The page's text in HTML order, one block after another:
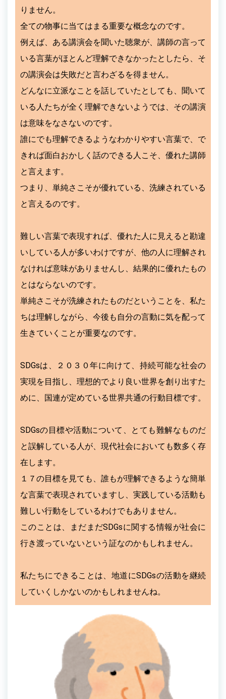
りません。
全ての物事に当てはまる重要な概念なのです。
例えば、ある講演会を聞いた聴衆が、講師の言って
いる言葉がほとんど理解できなかったとしたら、そ
の講演会は失敗だと言わざるを得ません。
どんなに立派なことを話していたとしても、聞いて
いる人たちが全く理解できないようでは、その講演
は意味をなさないのです。
誰にでも理解できるようなわかりやすい言葉で、で
きれば面白おかしく話のできる人こそ、優れた講師
と言えます。
つまり、単純さこそが優れている、洗練されている
と言えるのです。
難しい言葉で表現すれば、優れた人に見えると勘違
いしている人が多いわけですが、他の人に理解され
なければ意味がありませんし、結果的に優れたもの
とはならないのです。
単純さこそが洗練されたものだということを、私た
ちは理解しながら、今後も自分の言動に気を配って
生きていくことが重要なのです。
SDGsは、２０３０年に向けて、持続可能な社会の
実現を目指し、理想的でより良い世界を創り出すた
めに、国連が定めている世界共通の行動目標です。
SDGsの目標や活動について、とても難解なものだ
と誤解している人が、現代社会においても数多く存
在します。
１７の目標を見ても、誰もが理解できるような簡単
な言葉で表現されていますし、実践している活動も
難しい行動をしているわけでもありません。
このことは、まだまだSDGsに関する情報が社会に
行き渡っていないという証なのかもしれません。
私たちにできることは、地道にSDGsの活動を継続
していくしかないのかもしれませんね。